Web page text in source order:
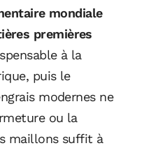
mondiale
premières
à la
puis le
modernes ne
ou la
maillons suffit à